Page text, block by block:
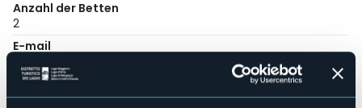
Anzahl der Betten
2
E-mail
Telefon
+39 389 1857460